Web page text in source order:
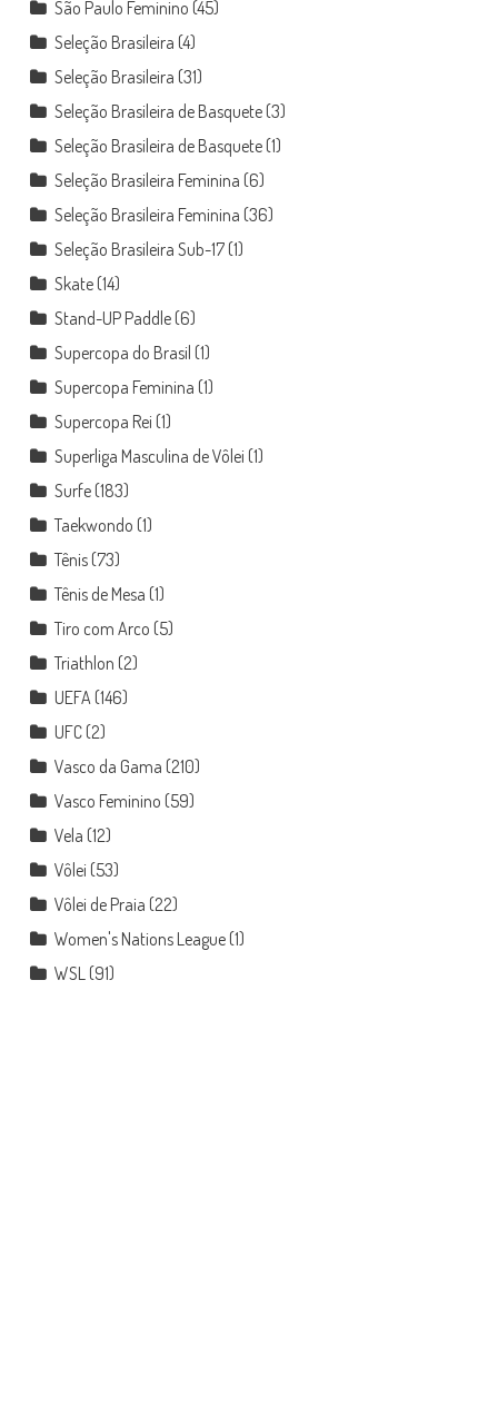
São Paulo Feminino (45)
Seleção Brasileira (4)
Seleção Brasileira (31)
Seleção Brasileira de Basquete(3)
Seleção Brasileira de Basquete(1)
Seleção Brasileira Feminina (6)
Seleção Brasileira Feminina (36)
Seleção Brasileira Sub-17(1)
Skate(14)
Stand-UP Paddle(6)
Supercopa do Brasil (1)
Supercopa Feminina (1)
Supercopa Rei (1)
Superliga Masculina de Vôlei (1)
Surfe(183)
Taekwondo (1)
Tênis(73)
Tênis de Mesa (1)
Tiro com Arco (5)
Triathlon (2)
UEFA (146)
UFC(2)
Vasco da Gama (210)
Vasco Feminino (59)
Vela (12)
Vôlei (53)
Vôlei de Praia (22)
Women's Nations League(1)
WSL (91)